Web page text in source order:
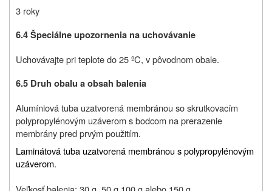
3 roky
6.4Špeciálne upozornenia na uchovávanie
Uchovávajte pri teplote do 25 ºC, v pôvodnom obale.
6.5 Druh obalu a obsah balenia
Alumíniová tuba uzatvorená membránou so skrutkovacím
polypropylénovým uzáverom s bodcom na prerazenie
membrány pred prvým použitím.
Laminátová tuba uzatvorená membránou s polypropylénovým
uzáverom.